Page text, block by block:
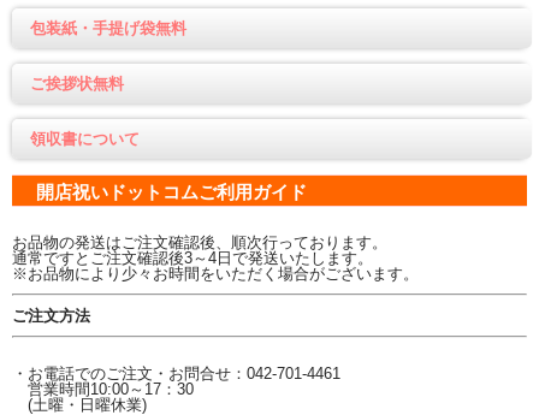
包装紙・手提げ袋無料
ご挨拶状無料
領収書について
開店祝いドットコムご利用ガイド
お品物の発送はご注文確認後、順次行っております。
通常ですとご注文確認後3～4日で発送いたします。
※お品物により少々お時間をいただく場合がございます。
ご注文方法
・お電話でのご注文・お問合せ：042-701-4461
営業時間10:00～17：30
(土曜・日曜休業)